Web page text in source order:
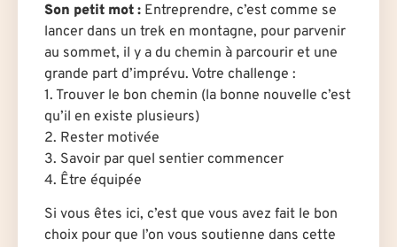
Son petit mot : Entreprendre, c’est comme se
lancer dans un trek en montagne, pour parvenir
au sommet, il y a du chemin à parcourir et une
grande part d’imprévu. Votre challenge :
1. Trouver le bon chemin (la bonne nouvelle c’est
qu’il en existe plusieurs)
2. Rester motivée
3. Savoir par quel sentier commencer
4. Être équipée
Si vous êtes ici, c’est que vous avez fait le bon
choix pour que l’on vous soutienne dans cette